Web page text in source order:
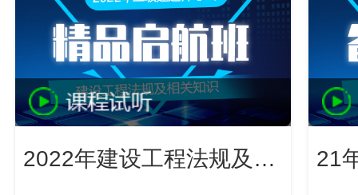
2022年建设工程法规及相关知识 21